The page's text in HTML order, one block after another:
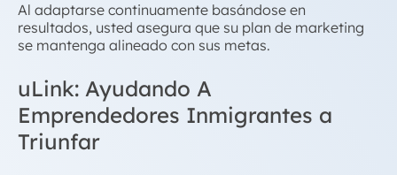
Al adaptarse continuamente basándose en
resultados, usted asegura que su plan de marketing
se mantenga alineado con sus metas.
uLink: Ayudando A
Emprendedores Inmigrantes a
Triunfar